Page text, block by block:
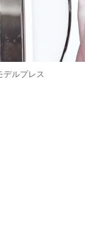
ルプレス